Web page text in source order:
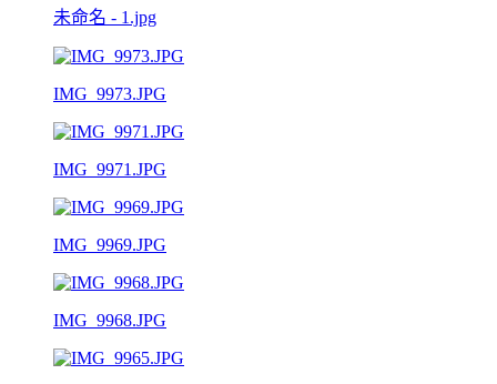
未命名 - 1.jpg
IMG_9973.JPG
IMG_9971.JPG
IMG_9969.JPG
IMG_9968.JPG